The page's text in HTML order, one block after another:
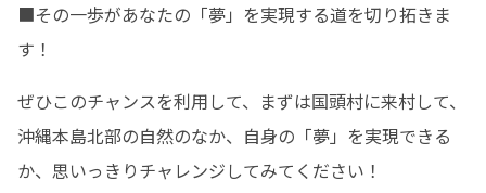
■その一歩があなたの「夢」を実現する道を切り拓きま
す！
ぜひこのチャンスを利用して、まずは国頭村に来村して、
沖縄本島北部の自然のなか、自身の「夢」を実現できる
か、思いっきりチャレンジしてみてください！